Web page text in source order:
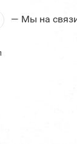
— Мы на